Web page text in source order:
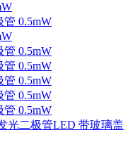
管 0.5mW
管 0.5mW
0.5mW
0.5mW
0.5mW
0.5mW
光二极管LED 带玻璃盖